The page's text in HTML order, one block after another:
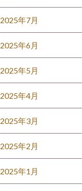
2025年7月
2025年6月
2025年5月
2025年4月
2025年3月
2025年2月
2025年1月